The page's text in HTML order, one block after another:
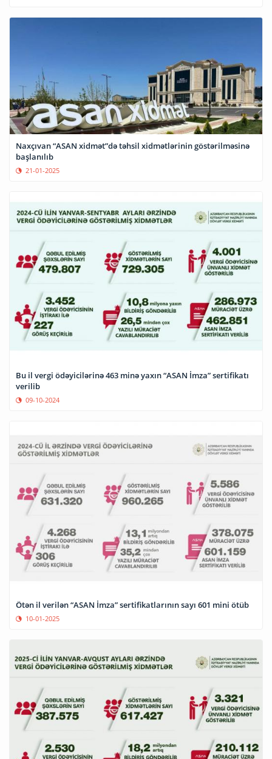
Naxçıvan “ASAN xidmət”də təhsil xidmətlərinin göstərilməsinə
başlanılıb
21-01-2025
Bu il vergi ödəyicilərinə 463 minə yaxın “ASAN İmza” sertifikatı
verilib
09-10-2024
Ötən il verilən “ASAN İmza” sertifikatlarının sayı 601 mini ötüb
10-01-2025